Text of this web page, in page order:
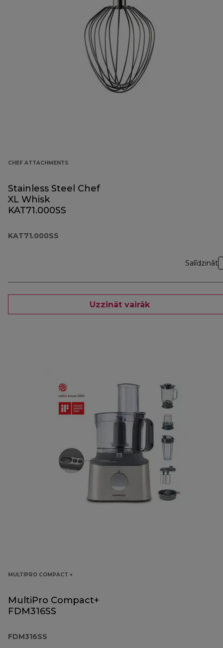
CHEF ATTACHMENTS
Stainless Steel Chef
XL Whisk
KAT71.000SS
KAT71.000SS
Salīdzināt
Uzzināt vairāk
MULTIPRO COMPACT +
MultiPro Compact+
FDM316SS
FDM316SS